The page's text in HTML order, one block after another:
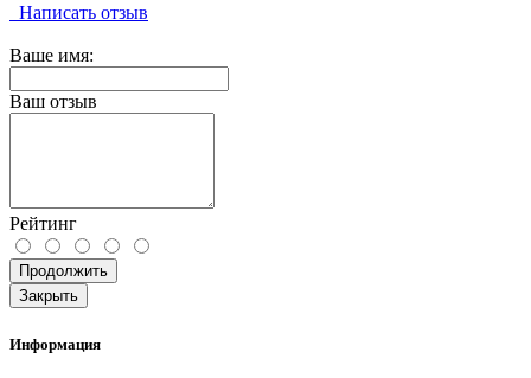
Написать отзыв
Ваше имя:
Ваш отзыв
Рейтинг
Продолжить
Закрыть
Информация